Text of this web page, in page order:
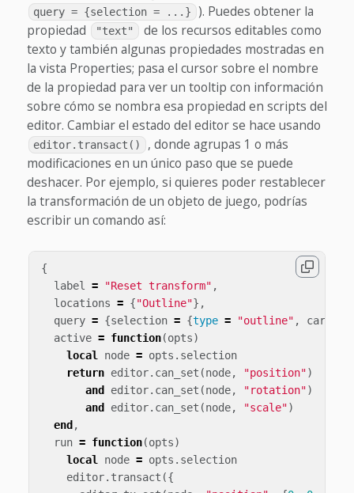
query = {selection = ...}
). Puedes obtener la
propiedad
"text"
de los recursos editables como
texto y también algunas propiedades mostradas en
la vista Properties; pasa el cursor sobre el nombre
de la propiedad para ver un tooltip con información
sobre cómo se nombra esa propiedad en scripts del
editor. Cambiar el estado del editor se hace usando
editor.transact()
, donde agrupas 1 o más
modificaciones en un único paso que se puede
deshacer. Por ejemplo, si quieres poder restablecer
la transformación de un objeto de juego, podrías
escribir un comando así:
{
label
= "Reset transform" ,
locations = {"Outline"},
query = {selection = {type = "outline" ,
active = function(opts)
local
node = opts . selection
return editor. can_set (node, "position")
and
editor. can_set (node, "rotation")
and
editor. can_set (node, "scale")
end ,
run = function(opts)
local
node = opts . selection
editor. transact ({